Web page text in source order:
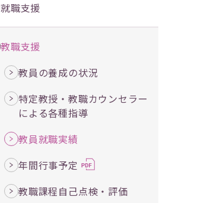
就職支援
教職支援
教員の養成の状況
特定教授・教職カウンセラー
による各種指導
教員就職実績
年間行事予定
教職課程自己点検・評価